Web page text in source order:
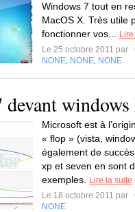
Windows 7 tout en
MacOS X. Très utile
fonctionner vos...
Le 25 octobre 2011 par
NONE NONE NONE
Microsoft est à
« flop » (vista,
également de
xp et seven en sont
exemples.
Lire la suite
Le 18 octobre 2011 par
NONE